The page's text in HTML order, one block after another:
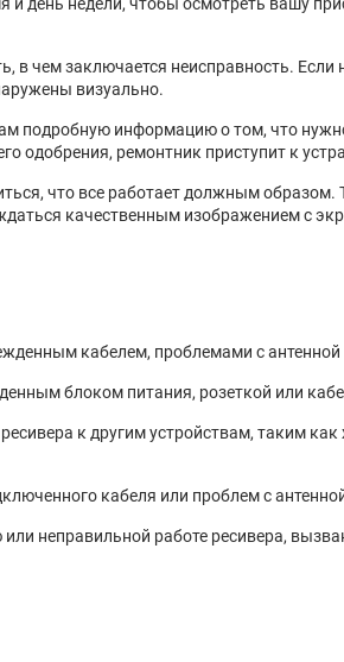
в чем заключается неисправность.
визуально.
подробную информацию о том, что
одобрения, ремонтник приступит к
что все работает должным
качественным изображением с
кабелем, проблемами с
блоком питания, розеткой или
к другим устройствам, таким
кабеля или проблем с
неправильной работе ресивера,